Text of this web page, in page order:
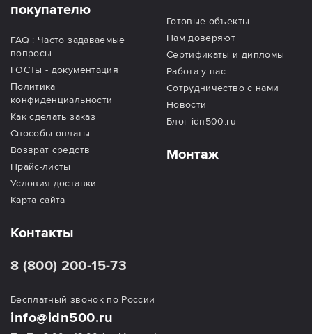
покупателю
FAQ : Часто задаваемые
вопросы
ГОСТы - документация
Политика
конфиденциальности
Как сделать заказ
Способы оплаты
Возврат средств
Прайс-листы
Условия доставки
Карта сайта
Готовые объекты
Нам доверяют
Сертификаты и дипломы
Работа у нас
Сотрудничество с нами
Новости
Блог idn500.ru
Монтаж
Контакты
8 (800) 200-15-73
Бесплатный звонок по России
info@idn500.ru